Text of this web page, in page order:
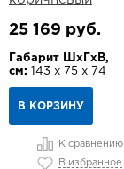
25 169 руб.
Габарит ШхГхВ,
см: 143 х 75 х 74
В КОРЗИНУ
К сравнению
В избранное